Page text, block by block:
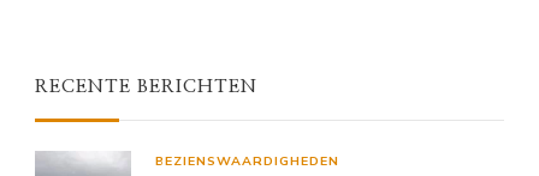
RECENTE BERICHTEN
BEZIENSWAARDIGHEDEN